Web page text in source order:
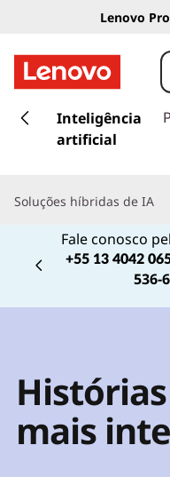
Lenovo Pro
a
r
c
ú
d
o
Inteligência
artificial
Soluções híbridas de IA
Fale conosco
+55 13 4042
536-
mais